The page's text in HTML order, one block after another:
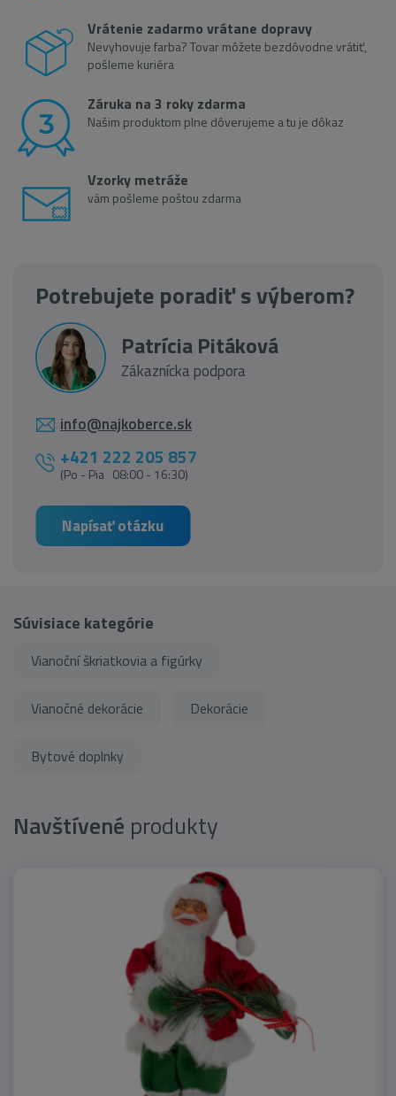
Vrátenie zadarmo vrátane dopravy
Nevyhovuje farba? Tovar môžete bezdôvodne vrátiť,
pošleme kuriéra
Záruka na 3 roky zdarma
Našim produktom plne dôverujeme a tu je dôkaz
Vzorky metráže
vám pošleme poštou zdarma
Potrebujete poradiť s výberom?
Patrícia Pitáková
Zákaznícka podpora
info@najkoberce.sk
+421 222 205 857
(Po - Pia 08:00 - 16:30)
Napísať otázku
Súvisiace kategórie
Vianoční škriatkovia a figúrky
Vianočné dekorácie Dekorácie
Bytové doplnky
Navštívené produkty